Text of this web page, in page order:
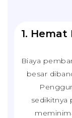
1. Hemat
Biaya
besar
sedikitnya